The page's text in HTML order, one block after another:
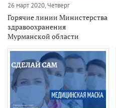
26 март 2020, Четверг
Горячие линии Министерства
здравоохранения
Мурманской области